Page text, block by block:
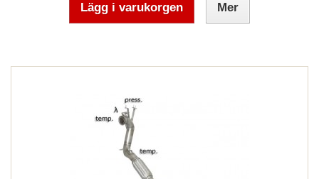
Lägg i varukorgen Mer